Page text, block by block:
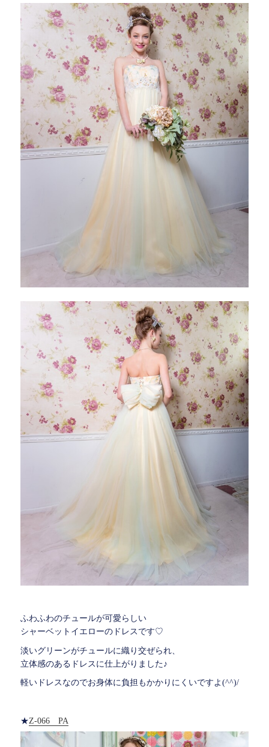
ふわふわのチュールが可愛らしい
シャーベットイエローのドレスです♡
淡いグリーンがチュールに織り交ぜられ、
立体感のあるドレスに仕上がりました♪
軽いドレスなのでお身体に負担もかかりにくいですよ(^^)/
★Z-066 PA